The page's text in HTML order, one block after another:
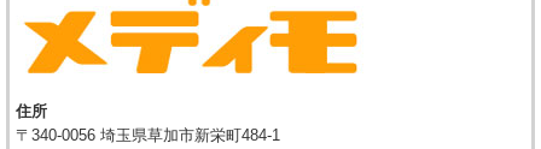
住所
〒340-0056 埼玉県草加市新栄町484-1